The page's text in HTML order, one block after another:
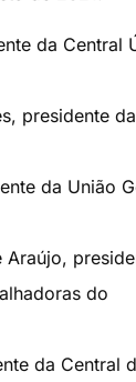
da Central
presidente
da União
Araújo,
do
da Central